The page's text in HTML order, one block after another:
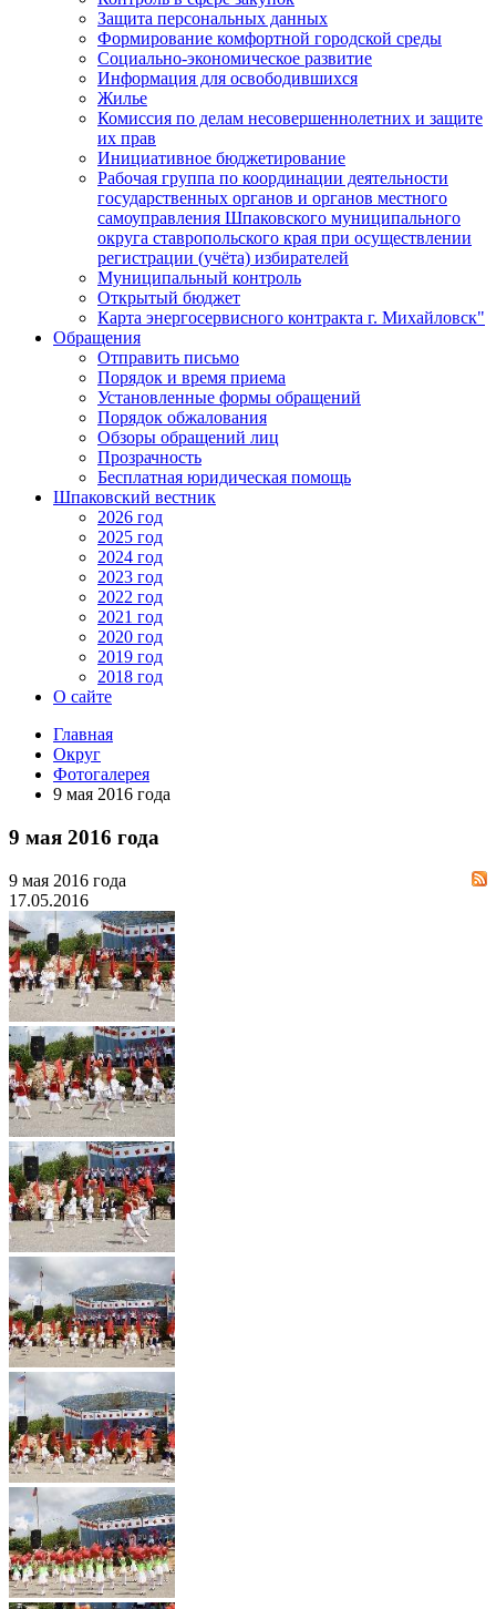
Защита персональных данных
Формирование комфортной городской среды
Социально-экономическое развитие
Информация для освободившихся
Жилье
Комиссия по делам несовершеннолетних и защите
их прав
Инициативное бюджетирование
Рабочая группа по координации деятельности
государственных органов и органов местного
самоуправления Шпаковского муниципального
округа ставропольского края при осуществлении
регистрации (учёта) избирателей
Муниципальный контроль
Открытый бюджет
Карта энергосервисного контракта г. Михайловск"
Обращения
Отправить письмо
Порядок и время приема
Установленные формы обращений
Порядок обжалования
Обзоры обращений лиц
Прозрачность
Бесплатная юридическая помощь
Шпаковский вестник
2026 год
2025 год
2024 год
2023 год
2022 год
2021 год
2020 год
2019 год
2018 год
О сайте
Главная
Округ
Фотогалерея
9 мая 2016 года
9 мая 2016 года
9 мая 2016 года
17.05.2016